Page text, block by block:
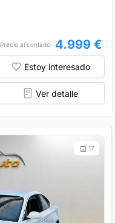
Precio al contado 4.999 €
Estoy interesado
Ver detalle
17